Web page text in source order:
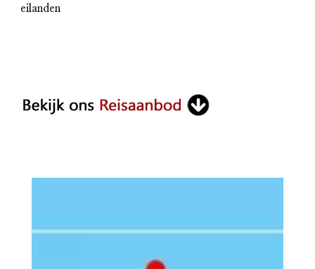
eilanden